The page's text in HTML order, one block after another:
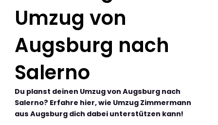
Umzug von
Augsburg nach
Salerno
Du planst deinen Umzug von Augsburg nach
Salerno? Erfahre hier, wie Umzug Zimmermann
aus Augsburg dich dabei unterstützen kann!